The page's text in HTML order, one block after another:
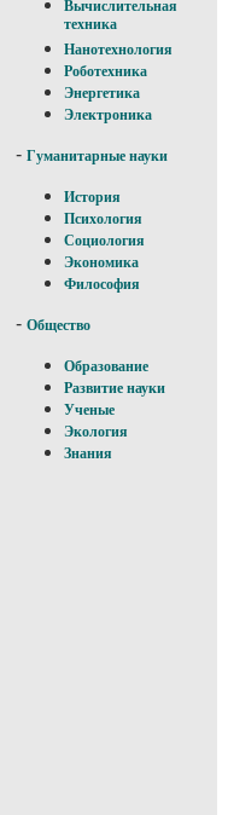
Вычислительная
техника
Нанотехнология
Роботехника
Энергетика
Электроника
- Гуманитарные науки
История
Психология
Социология
Экономика
Философия
- Общество
Образование
Развитие науки
Ученые
Экология
Знания